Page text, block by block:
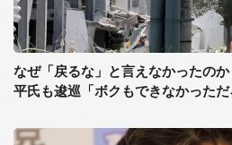
なぜ「戻るな」と言えなかったの
平氏も逡巡「ボクもできなかっただ